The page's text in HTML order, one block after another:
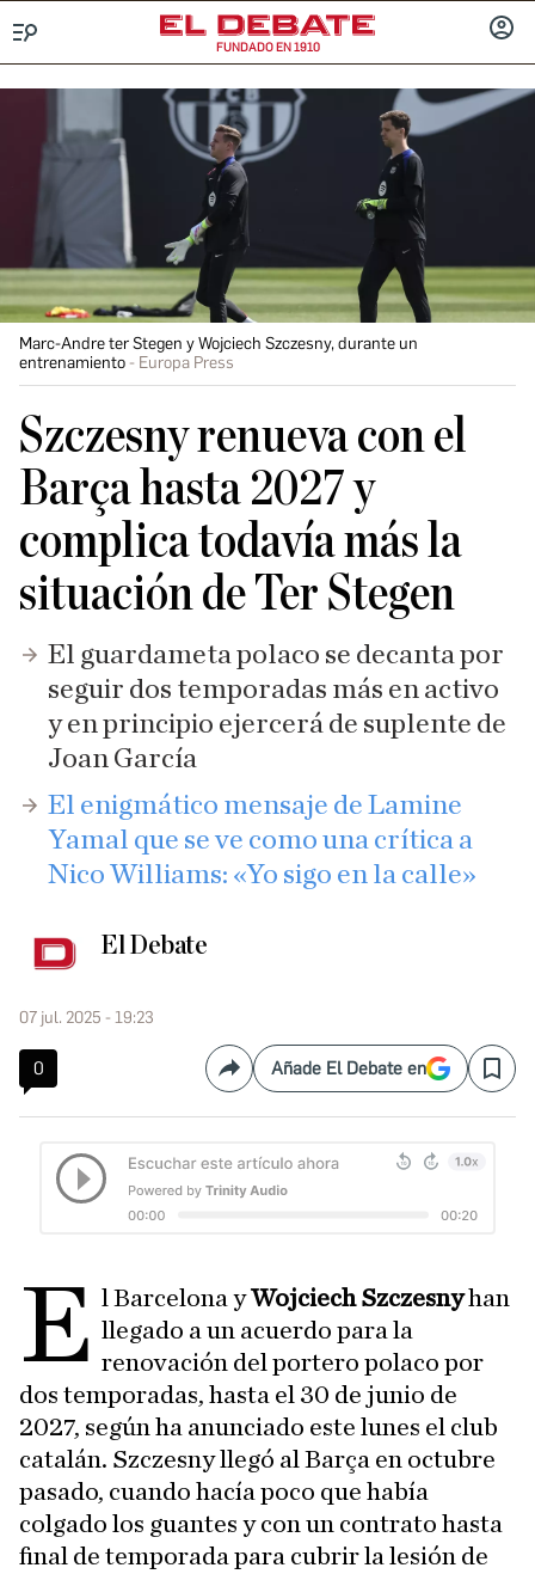
FUNDADO EN 1910
Marc-Andre ter Stegen y Wojciech Szczesny, durante un
entrenamiento
Europa Press
Szczesny renueva con el
Barça hasta 2027 y
complica todavía más la
situación de Ter Stegen
El guardameta polaco se decanta por
seguir dos temporadas más en activo
y en principio ejercerá de suplente de
Joan García
El enigmático mensaje de Lamine
Yamal que se ve como una crítica a
Nico Williams: «Yo sigo en la calle»
El Debate
07 jul. 2025 - 19:23
0 CompartirAñade El Debate en Save
E l Barcelona yWojciech Szczesnyhan
llegado a un acuerdo para la
renovación del portero polaco por
dos temporadas, hasta el 30 de junio de
2027, según ha anunciado este lunes el club
catalán. Szczesny llegó al Barça en octubre
pasado, cuando hacía poco que había
colgado los guantes y con un contrato hasta
final de temporada para cubrir la lesión de